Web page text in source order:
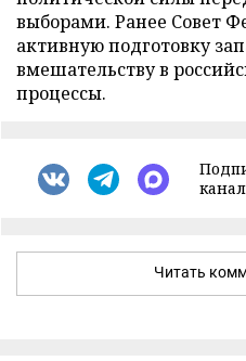
выборами. Ранее Совет
активную подготовку
вмешательству в
процессы.
Читать